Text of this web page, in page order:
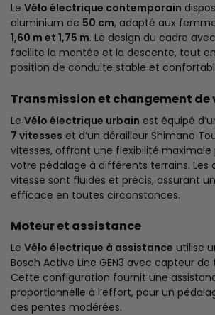
Le Vélo électrique contemporain
aluminium de 50 cm, adapté aux
1,60 m et 1,75 m. Le design du cadre
facilite la montée et la descente, tout
position de conduite stable et
Transmission et changement de
Le Vélo électrique urbain est équipé
7 vitesses et d’un dérailleur Shimano
vitesses, offrant une flexibilité
votre pédalage à différents terrains. Les
vitesse sont fluides et précis, assurant
efficace en toutes circonstances.
Moteur et assistance
Le Vélo électrique à assistance utilise
Bosch Active Line GEN3 avec capteur
Cette configuration fournit une
proportionnelle à l’effort, pour un
des pentes modérées.